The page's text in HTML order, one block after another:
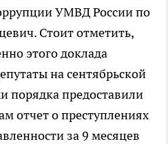
УМВД России по
Стоит отметить,
этого доклада
на сентябрьской
порядка предоставили
отчет о преступлениях
за 9 месяцев